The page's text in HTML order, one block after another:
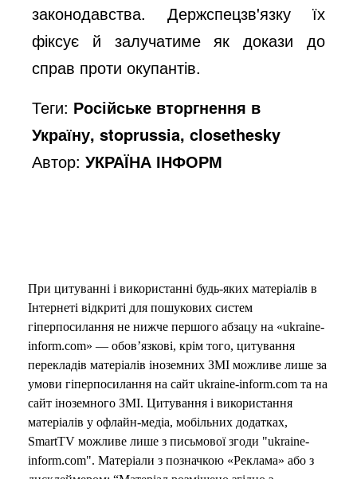
законодавства. Держспецзв'язку їх
фіксує й залучатиме як докази до
справ проти окупантів.
Теги: Російське вторгнення в
Україну, stoprussia, closethesky
Автор:УКРАЇНА ІНФОРМ
При цитуванні і використанні будь-яких матеріалів в
Інтернеті відкриті для пошукових систем
гіперпосилання не нижче першого абзацу на «ukraine-
inform.com» — обов’язкові, крім того, цитування
перекладів матеріалів іноземних ЗМІ можливе лише за
умови гіперпосилання на сайт ukraine-inform.com та на
сайт іноземного ЗМІ. Цитування і використання
матеріалів у офлайн-медіа, мобільних додатках,
SmartTV можливе лише з письмової згоди "ukraine-
inform.com". Матеріали з позначкою «Реклама» або з